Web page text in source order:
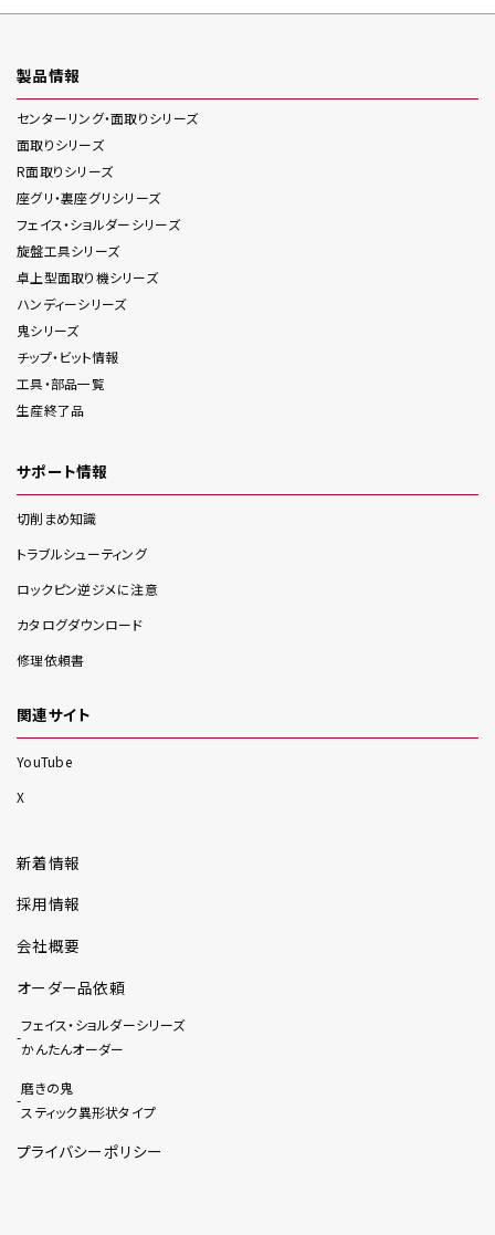
製品情報
センターリング・面取りシリーズ
面取りシリーズ
R面取りシリーズ
座グリ・裏座グリシリーズ
フェイス・ショルダーシリーズ
旋盤工具シリーズ
卓上型面取り機シリーズ
ハンディーシリーズ
鬼シリーズ
チップ・ビット情報
工具・部品一覧
生産終了品
サポート情報
切削まめ知識
トラブルシューティング
ロックピン逆ジメに注意
カタログダウンロード
修理依頼書
関連サイト
YouTube
X
新着情報
採用情報
会社概要
オーダー品依頼
フェイス・ショルダーシリーズ
かんたんオーダー
磨きの鬼
スティック異形状タイプ
プライバシーポリシー